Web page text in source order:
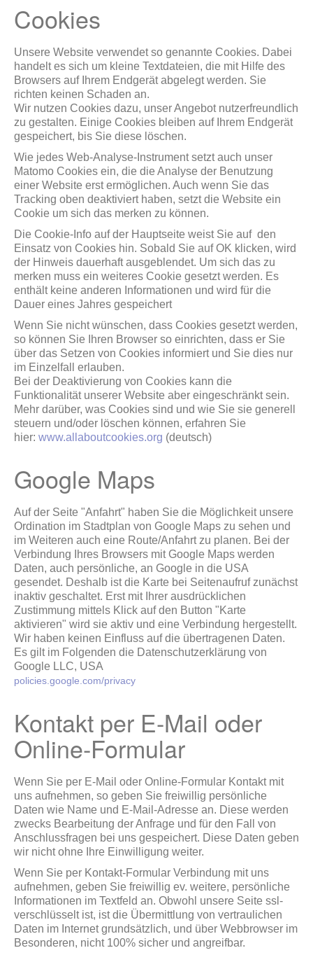
Cookies
Unsere Website verwendet so genannte Cookies. Dabei
handelt es sich um kleine Textdateien, die mit Hilfe des
Browsers auf Ihrem Endgerät abgelegt werden. Sie
richten keinen Schaden an.
Wir nutzen Cookies dazu, unser Angebot nutzerfreundlich
zu gestalten. Einige Cookies bleiben auf Ihrem Endgerät
gespeichert, bis Sie diese löschen.
Wie jedes Web-Analyse-Instrument setzt auch unser
Matomo Cookies ein, die die Analyse der Benutzung
einer Website erst ermöglichen. Auch wenn Sie das
Tracking oben deaktiviert haben, setzt die Website ein
Cookie um sich das merken zu können.
Die Cookie-Info auf der Hauptseite weist Sie auf den
Einsatz von Cookies hin. Sobald Sie auf OK klicken, wird
der Hinweis dauerhaft ausgeblendet. Um sich das zu
merken muss ein weiteres Cookie gesetzt werden. Es
enthält keine anderen Informationen und wird für die
Dauer eines Jahres gespeichert
Wenn Sie nicht wünschen, dass Cookies gesetzt werden,
so können Sie Ihren Browser so einrichten, dass er Sie
über das Setzen von Cookies informiert und Sie dies nur
im Einzelfall erlauben.
Bei der Deaktivierung von Cookies kann die
Funktionalität unserer Website aber eingeschränkt sein.
Mehr darüber, was Cookies sind und wie Sie sie generell
steuern und/oder löschen können, erfahren Sie
hier: www.allaboutcookies.org (deutsch)
Google Maps
Auf der Seite "Anfahrt" haben Sie die Möglichkeit unsere
Ordination im Stadtplan von Google Maps zu sehen und
im Weiteren auch eine Route/Anfahrt zu planen. Bei der
Verbindung Ihres Browsers mit Google Maps werden
Daten, auch persönliche, an Google in die USA
gesendet. Deshalb ist die Karte bei Seitenaufruf zunächst
inaktiv geschaltet. Erst mit Ihrer ausdrücklichen
Zustimmung mittels Klick auf den Button "Karte
aktivieren" wird sie aktiv und eine Verbindung hergestellt.
Wir haben keinen Einfluss auf die übertragenen Daten.
Es gilt im Folgenden die Datenschutzerklärung von
Google LLC, USA
policies.google.com/privacy
Kontakt per E-Mail oder
Online-Formular
Wenn Sie per E-Mail oder Online-Formular Kontakt mit
uns aufnehmen, so geben Sie freiwillig persönliche
Daten wie Name und E-Mail-Adresse an. Diese werden
zwecks Bearbeitung der Anfrage und für den Fall von
Anschlussfragen bei uns gespeichert. Diese Daten geben
wir nicht ohne Ihre Einwilligung weiter.
Wenn Sie per Kontakt-Formular Verbindung mit uns
aufnehmen, geben Sie freiwillig ev. weitere, persönliche
Informationen im Textfeld an. Obwohl unsere Seite ssl-
verschlüsselt ist, ist die Übermittlung von vertraulichen
Daten im Internet grundsätzlich, und über Webbrowser im
Besonderen, nicht 100% sicher und angreifbar.